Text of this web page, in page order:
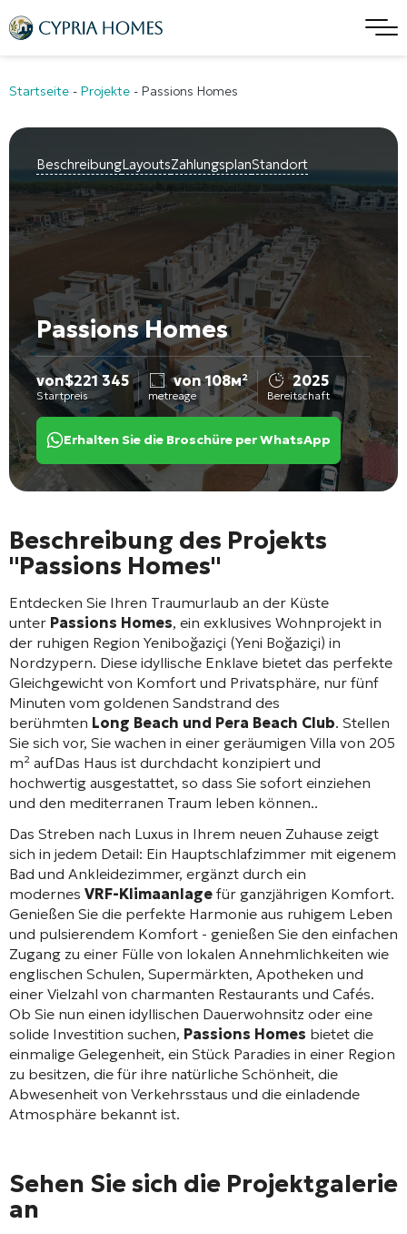
Startseite - Projekte - Passions Homes
BeschreibungLayoutsZahlungsplanStandort
Passions Homes
von$221 345
Startpreis
von 108м²
metreage
2025
Bereitschaft
Erhalten Sie die Broschüre per WhatsApp
Beschreibung des Projekts
"Passions Homes"
Entdecken Sie Ihren Traumurlaub an der Küste
unter Passions Homes, ein exklusives Wohnprojekt in
der ruhigen Region Yeniboğaziçi (Yeni Boğaziçi) in
Nordzypern. Diese idyllische Enklave bietet das perfekte
Gleichgewicht von Komfort und Privatsphäre, nur fünf
Minuten vom goldenen Sandstrand des
berühmten Long Beach und Pera Beach Club. Stellen
Sie sich vor, Sie wachen in einer geräumigen Villa von 205
m² aufDas Haus ist durchdacht konzipiert und
hochwertig ausgestattet, so dass Sie sofort einziehen
und den mediterranen Traum leben können..
Das Streben nach Luxus in Ihrem neuen Zuhause zeigt
sich in jedem Detail: Ein Hauptschlafzimmer mit eigenem
Bad und Ankleidezimmer, ergänzt durch ein
modernes VRF-Klimaanlage für ganzjährigen Komfort.
Genießen Sie die perfekte Harmonie aus ruhigem Leben
und pulsierendem Komfort - genießen Sie den einfachen
Zugang zu einer Fülle von lokalen Annehmlichkeiten wie
englischen Schulen, Supermärkten, Apotheken und
einer Vielzahl von charmanten Restaurants und Cafés.
Ob Sie nun einen idyllischen Dauerwohnsitz oder eine
solide Investition suchen, Passions Homes bietet die
einmalige Gelegenheit, ein Stück Paradies in einer Region
zu besitzen, die für ihre natürliche Schönheit, die
Abwesenheit von Verkehrsstaus und die einladende
Atmosphäre bekannt ist.
Sehen Sie sich die Projektgalerie
an